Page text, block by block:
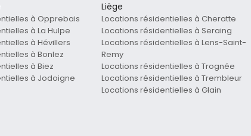
à Opprebais
à La Hulpe
à Hévillers
à Bonlez
à Biez
à Jodoigne
Liège
Locations résidentielles à Cheratte
Locations résidentielles à Seraing
Locations résidentielles à Lens-Saint-
Remy
Locations résidentielles à Trognée
Locations résidentielles à Trembleur
Locations résidentielles à Glain